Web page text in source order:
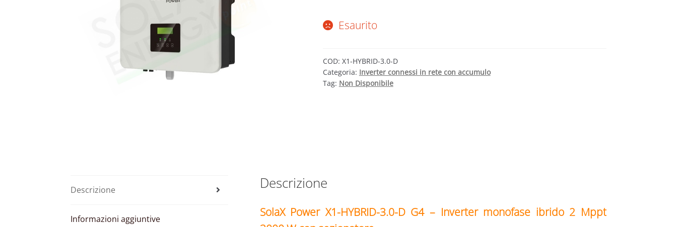
Esaurito
COD: X1-HYBRID-3.0-D
Categoria: Inverter connessi in rete con accumulo
Tag: Non Disponibile
Descrizione
Informazioni aggiuntive
Descrizione
SolaX Power X1-HYBRID-3.0-D G4 – Inverter monofase ibrido 2 Mppt